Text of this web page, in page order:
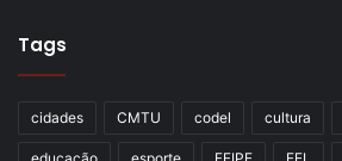
Tags
cidades CMTU codel cultura